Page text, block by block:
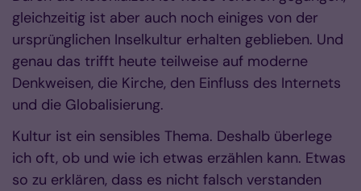
gleichzeitig ist aber auch noch einiges von der
ursprünglichen Inselkultur erhalten geblieben. Und
genau das trifft heute teilweise auf moderne
Denkweisen, die Kirche, den Einfluss des Internets
und die Globalisierung.
Kultur ist ein sensibles Thema. Deshalb überlege
ich oft, ob und wie ich etwas erzählen kann. Etwas
so zu erklären, dass es nicht falsch verstanden